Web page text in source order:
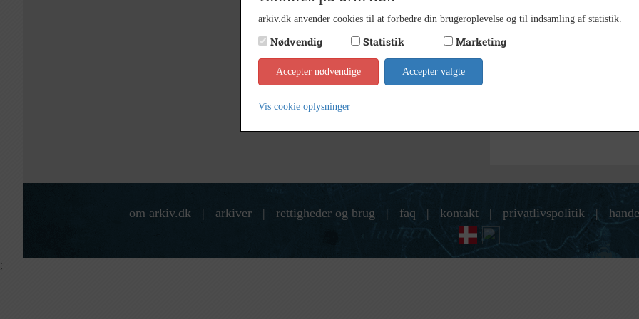
om arkiv.dk | arkiver | rettigheder og brug | faq | kontakt | privatlivspolitik |
arkiv.dk anvender cookies til at forbedre din brugeroplevelse og til indsamling af statistik.
Nødvendig Statistik Marketing
Accepter nødvendige Accepter valgte
Vis cookie oplysninger
;